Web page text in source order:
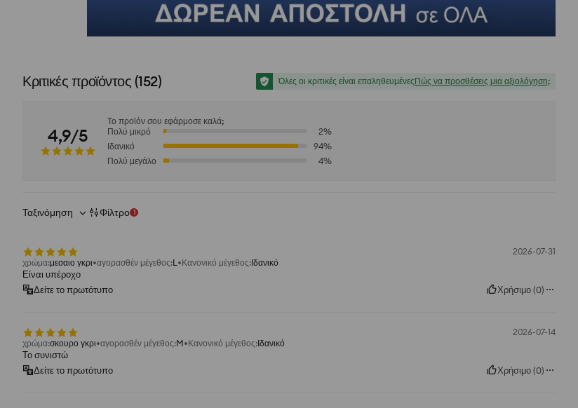
Κριτικές προϊόντος (152) Όλες οι κριτικές είναι επαληθευμένεςΠώς να προσθέσεις μια αξιολόγηση;
4,9/5
Το προϊόν σου εφάρμοσε καλά;
Πολύ μικρό
2%
Ιδανικό
94%
Πολύ μεγάλο
4%
Ταξινόμηση Φίλτρο 1
2026-07-31
χρώμα:μεσαιο γκρι αγορασθέν μέγεθος:L Κανονικό μέγεθος:Ιδανικό
Είναι υπέροχο
Δείτε το πρωτότυπο
Χρήσιμο(0)
2026-07-14
χρώμα:σκουρο γκρι αγορασθέν μέγεθος:M Κανονικό μέγεθος:Ιδανικό
Το συνιστώ
Δείτε το πρωτότυπο
Χρήσιμο(0)